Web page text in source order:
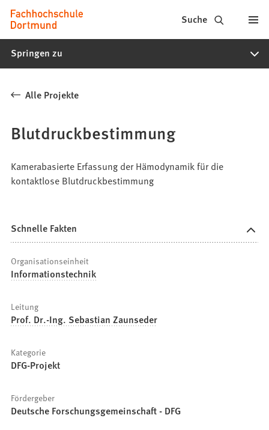
Inhalt anspringen
Fachhochschule
Dortmund
-
Studiengänge,
Bewerbung
Suche
Springen zu
Alle Projekte
Blutdruckbestimmung
Kamerabasierte Erfassung der Hämodynamik für die
kontaktlose Blutdruckbestimmung
Schnelle Fakten
Organisationseinheit
Informationstechnik
Leitung
Prof. Dr.-Ing. Sebastian Zaunseder
Kategorie
DFG-Projekt
Fördergeber
Deutsche Forschungsgemeinschaft - DFG